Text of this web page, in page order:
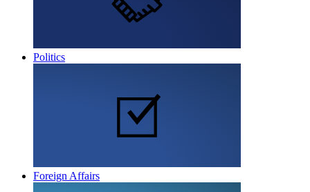
Politics
Foreign Affairs